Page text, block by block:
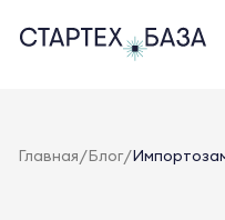
Главная/Блог/